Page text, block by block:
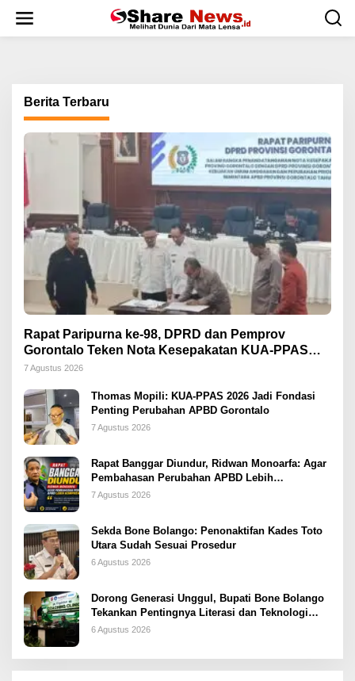
w
Berita Terbaru
Rapat Paripurna ke-98, DPRD dan Pemprov
Gorontalo Teken Nota Kesepakatan KUA-PPAS
2026
7 Agustus 2026
Thomas Mopili: KUA-PPAS 2026 Jadi Fondasi
Penting Perubahan APBD Gorontalo
7 Agustus 2026
Rapat Banggar Diundur, Ridwan Monoarfa: Agar
Pembahasan Perubahan APBD Lebih
Komprehensif
7 Agustus 2026
Sekda Bone Bolango: Penonaktifan Kades Toto
Utara Sudah Sesuai Prosedur
6 Agustus 2026
Dorong Generasi Unggul, Bupati Bone Bolango
Tekankan Pentingnya Literasi dan Teknologi
sejak Dini
6 Agustus 2026